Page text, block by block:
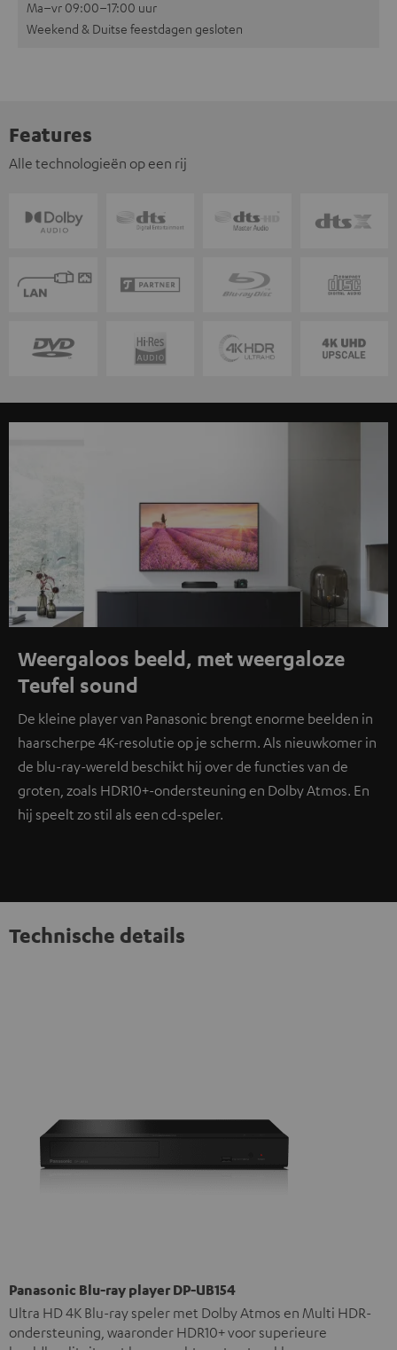
Ma–vr 09:00–17:00 uur
Weekend & Duitse feestdagen gesloten
Features
Alle technologieën op een rij
Weergaloos beeld, met weergaloze
Teufel sound
De kleine player van Panasonic brengt enorme beelden in
haarscherpe 4K-resolutie op je scherm. Als nieuwkomer in
de blu-ray-wereld beschikt hij over de functies van de
groten, zoals HDR10+-ondersteuning en Dolby Atmos. En
hij speelt zo stil als een cd-speler.
Technische details
Panasonic Blu-ray player DP-UB154
Ultra HD 4K Blu-ray speler met Dolby Atmos en Multi HDR-
ondersteuning, waaronder HDR10+ voor superieure